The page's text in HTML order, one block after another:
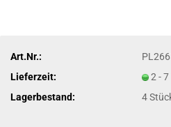
Art.Nr.:
Lieferzeit:
2 -
Lagerbestand: 4